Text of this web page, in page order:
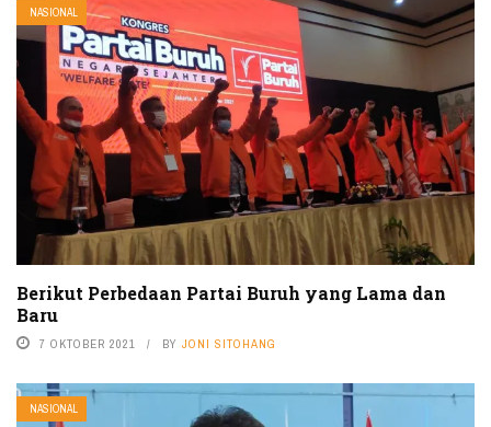
NASIONAL
Berikut Perbedaan Partai Buruh yang Lama dan
Baru
7 OKTOBER 2021 BY JONI SITOHANG
NASIONAL